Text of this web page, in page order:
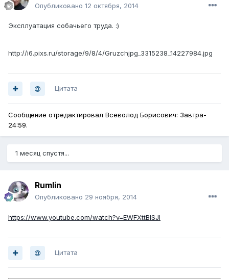
Опубликовано 12 октября, 2014
Эксплуатация собачьего труда. :)
http://i6.pixs.ru/storage/9/8/4/Gruzchjpg_3315238_14227984.jpg
Цитата
Сообщение отредактировал Всеволод Борисович: Завтра-
24:59.
1 месяц спустя...
Rumlin
Опубликовано 29 ноября, 2014
https://www.youtube.com/watch?v=EWFXttBlSJI
Цитата